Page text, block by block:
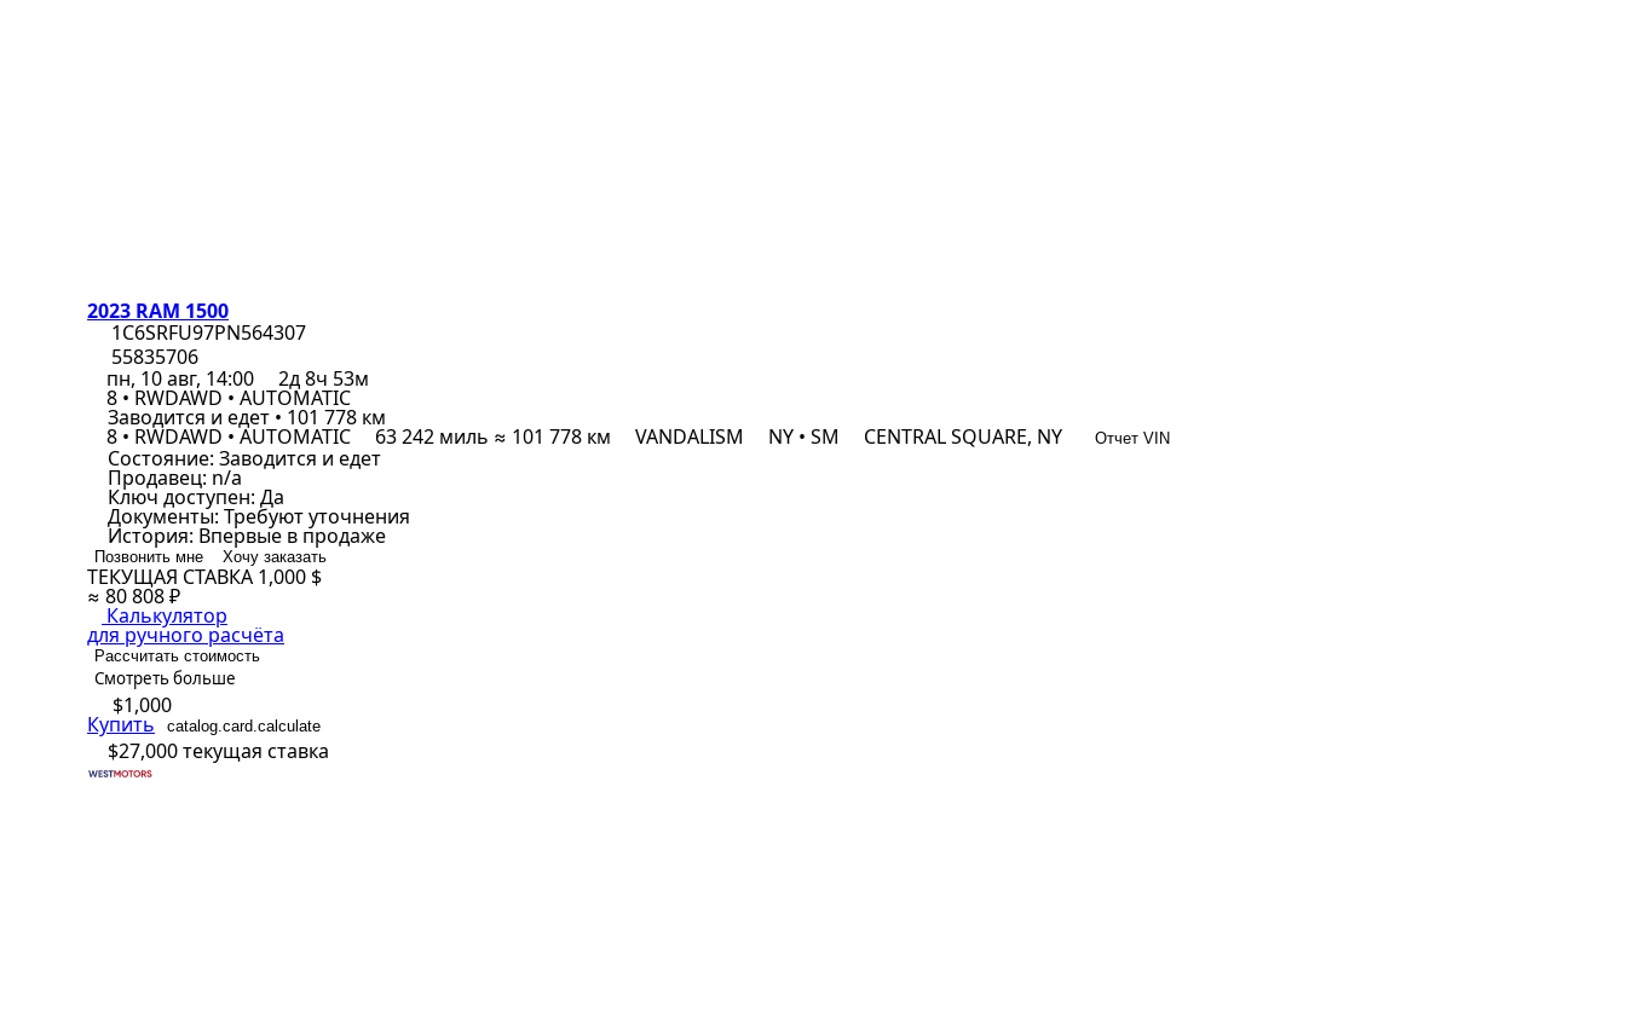
2023 RAM 1500
1C6SRFU97PN564307
55835706
пн, 10 авг, 14:00
2д 8ч 53м
8 • RWDAWD • AUTOMATIC
Заводится и едет • 101 778 км
8 • RWDAWD • AUTOMATIC 63 242 миль ≈ 101 778 км VANDALISM NY • SM CENTRAL SQUARE, NY Отчет VIN
Состояние: Заводится и едет
Продавец: n/a
Ключ доступен: Да
Документы: Требуют уточнения
История: Впервые в продаже
Позвонить мне Хочу заказать
ТЕКУЩАЯ СТАВКА 1,000 $
≈ 80 808 ₽
Калькулятор
для ручного расчёта
Рассчитать стоимость
Смотреть больше
$1,000
Купить catalog.card.calculate
$27,000текущая ставка